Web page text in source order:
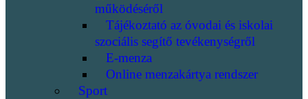
működéséről
Tájékoztató az óvodai és iskolai
szociális segítő tevékenységről
E-menza
Online menzakártya rendszer
Sport